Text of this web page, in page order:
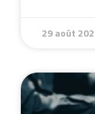
29 août